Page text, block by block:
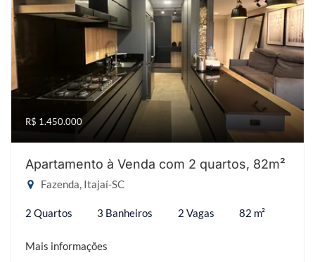
R$ 1.450.000
Apartamento à Venda com 2 quartos, 82m²
Fazenda, Itajaí-SC
2 Quartos 3 Banheiros 2 Vagas 82 m²
Mais informações